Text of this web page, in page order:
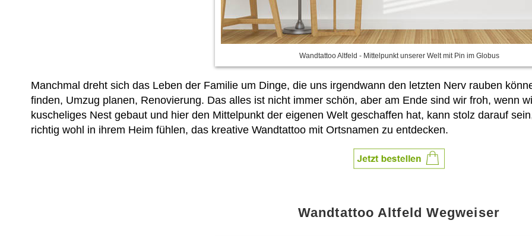
Wandtattoo Altfeld - Mittelpunkt unserer Welt mit Pin im Globus
Manchmal dreht sich das Leben der Familie um Dinge, die uns irgendwann den letzten Nerv rauben
finden, Umzug planen, Renovierung. Das alles ist nicht immer schön, aber am Ende sind wir froh, wenn
kuscheliges Nest gebaut und hier den Mittelpunkt der eigenen Welt geschaffen hat, kann stolz darauf
richtig wohl in ihrem Heim fühlen, das kreative Wandtattoo mit Ortsnamen zu entdecken.
Wandtattoo Altfeld Wegweiser